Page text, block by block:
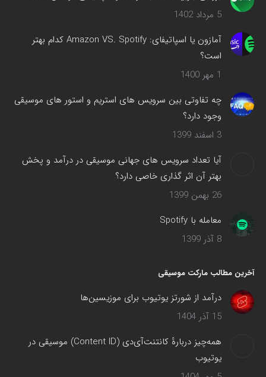
جدید
می‌شود
5 مرداد 1402
آمازون یا اسپاتیفای: Amazon VS. Spotify کدام بهتر
است؟
1 مهر 1400
چه تفاوتی بین سرویس های استریم و استور های موسیقی
وجود دارد؟
3 اسفند 1399
آیا تعداد سرویس های جهانی موسیقی در درآمد و پخش
بهتر آن اثر گذاری خاصی دارد؟
26 بهمن 1399
معامله با Spotify
8 آذر 1399
آخرین مطالب مارکت موسیقی
درآمد از شورتز یوتیوب برای موزیسین‌ها
15 آذر 1404
همه‌چیز دربارهٔ کانتنت‌آی‌دی (Content ID) موسیقی در
یوتیوب